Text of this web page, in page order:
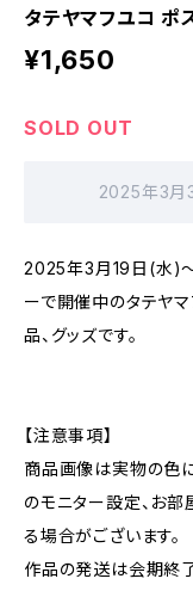
タテヤマフユコ ポ
¥1,650
SOLD OUT
2025年3月
2025年3月19日(水)
ーで開催中のタテヤ
品、グッズです。
【注意事項】
商品画像は実物の色
のモニター設定、お
る場合がございます。
作品の発送は会期終